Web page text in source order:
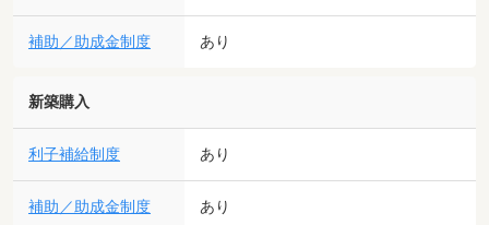
補助／助成金制度 あり
新築購入
利子補給制度 あり
補助／助成金制度 あり